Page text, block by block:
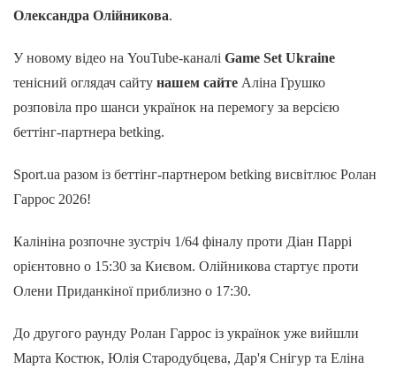
Олександра Олійникова.
У новому відео на YouTube-каналі Game Set Ukraine
тенісний оглядач сайту нашем сайте Аліна Грушко
розповіла про шанси українок на перемогу за версією
беттінг-партнера betking.
Sport.ua разом із беттінг-партнером betking висвітлює Ролан
Гаррос 2026!
Калініна розпочне зустріч 1/64 фіналу проти Діан Паррі
орієнтовно о 15:30 за Києвом. Олійникова стартує проти
Олени Приданкіної приблизно о 17:30.
До другого раунду Ролан Гаррос із українок уже вийшли
Марта Костюк, Юлія Стародубцева, Дар'я Снігур та Еліна